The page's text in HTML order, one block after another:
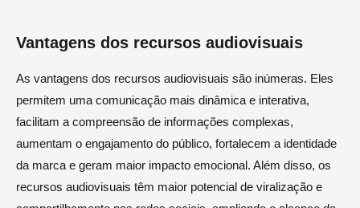
Vantagens dos recursos audiovisuais
As vantagens dos recursos audiovisuais são inúmeras. Eles
permitem uma comunicação mais dinâmica e interativa,
facilitam a compreensão de informações complexas,
aumentam o engajamento do público, fortalecem a identidade
da marca e geram maior impacto emocional. Além disso, os
recursos audiovisuais têm maior potencial de viralização e